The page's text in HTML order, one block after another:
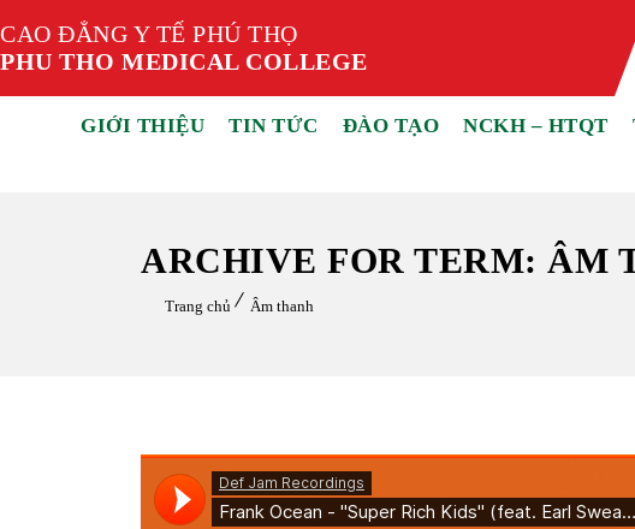
CAO ĐẲNG Y TẾ PHÚ THỌ
PHU THO MEDICAL COLLEGE
GIỚI THIỆU TIN TỨC ĐÀO TẠO NCKH – HTQT
ARCHIVE FOR TERM: ÂM
Trang chủ Âm thanh